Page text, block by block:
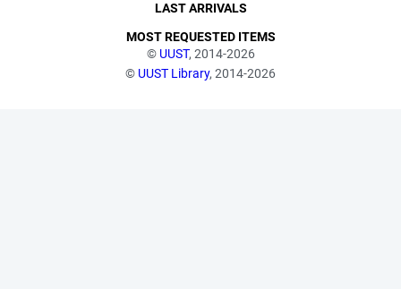
© UUST, 2014-2026
© UUST Library, 2014-2026
LAST ARRIVALS
MOST REQUESTED ITEMS